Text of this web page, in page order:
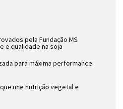
pela Fundação MS
e qualidade na soja
para máxima performance
une nutrição vegetal e